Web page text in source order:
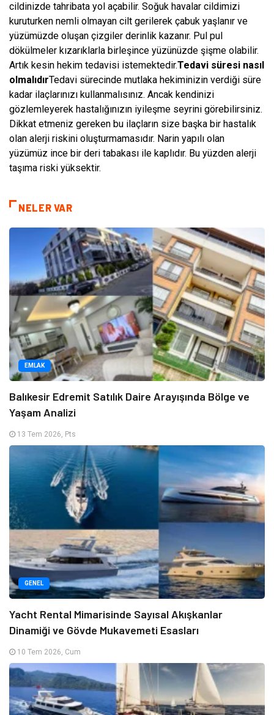
cildinizde tahribata yol açabilir. Soğuk havalar cildimizi
kuruturken nemli olmayan cilt gerilerek çabuk yaşlanır ve
yüzümüzde oluşan çizgiler derinlik kazanır. Pul pul
dökülmeler kızarıklarla birleşince yüzünüzde şişme olabilir.
Artık kesin hekim tedavisi istemektedir.Tedavi süresi nasıl
olmalıdırTedavi sürecinde mutlaka hekiminizin verdiği süre
kadar ilaçlarınızı kullanmalısınız. Ancak kendinizi
gözlemleyerek hastalığınızın iyileşme seyrini görebilirsiniz.
Dikkat etmeniz gereken bu ilaçların size başka bir hastalık
olan alerji riskini oluşturmamasıdır. Narin yapılı olan
yüzümüz ince bir deri tabakası ile kaplıdır. Bu yüzden alerji
taşıma riski yüksektir.
NELER VAR
EMLAK
Balıkesir Edremit Satılık Daire Arayışında Bölge ve
Yaşam Analizi
13 Tem 2026, Pts
GENEL
Yacht Rental Mimarisinde Sayısal Akışkanlar
Dinamiği ve Gövde Mukavemeti Esasları
10 Tem 2026, Cum